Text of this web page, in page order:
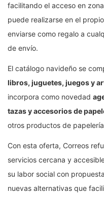
facilitando el acceso en
puede realizarse en el
enviarse como regalo a
de envío.
El catálogo navideño se
libros, juguetes, juegos y
incorpora como novedad
tazas y accesorios de
otros productos de
Con esta oferta, Correos
servicios cercana y
su labor social con
nuevas alternativas que